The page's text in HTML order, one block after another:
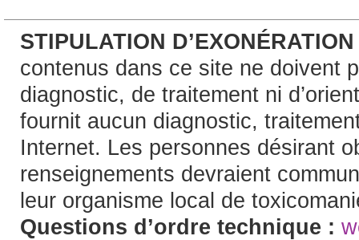
STIPULATION
contenus dans ce site ne doivent
diagnostic, de traitement ni
fournit aucun diagnostic,
Internet. Les personnes désirant
renseignements devraient
leur organisme local de
Questions d’ordre technique :